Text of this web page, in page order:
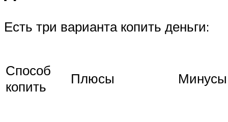
Есть три варианта копить деньги:
Способ
копить
Плюсы Минусы